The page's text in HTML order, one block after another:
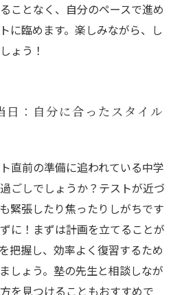
ことなく、自分のペースで進め
に臨めます。楽しみながら、し
ょう！
日：自分に合ったスタイル
直前の準備に追われている中学
ごしでしょうか？テストが近づ
緊張したり焦ったりしがちです
に！まずは計画を立てることが
把握し、効率よく復習するため
しょう。塾の先生と相談しなが
を見つけることもおすすめで